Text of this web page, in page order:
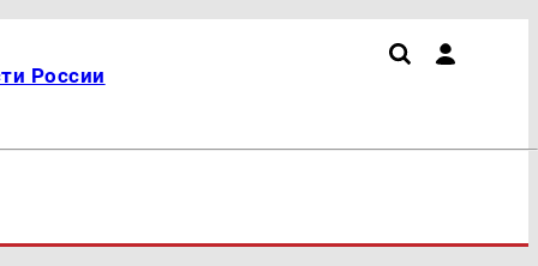
России